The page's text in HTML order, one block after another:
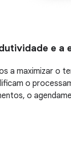
e a
a maximizar o
o
o